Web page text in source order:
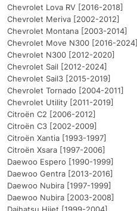
Chevrolet Lova RV [2016-2018]
Chevrolet Meriva [2002-2012]
Chevrolet Montana [2003-2014]
Chevrolet Move N300 [2016-2024]
Chevrolet N300 [2012-2020]
Chevrolet Sail [2012-2024]
Chevrolet Sail3 [2015-2019]
Chevrolet Tornado [2004-2011]
Chevrolet Utility [2011-2019]
Citroën C2 [2006-2012]
Citroën C3 [2002-2009]
Citroën Xantia [1993-1997]
Citroën Xsara [1997-2006]
Daewoo Espero [1990-1999]
Daewoo Gentra [2013-2016]
Daewoo Nubira [1997-1999]
Daewoo Nubira [2003-2008]